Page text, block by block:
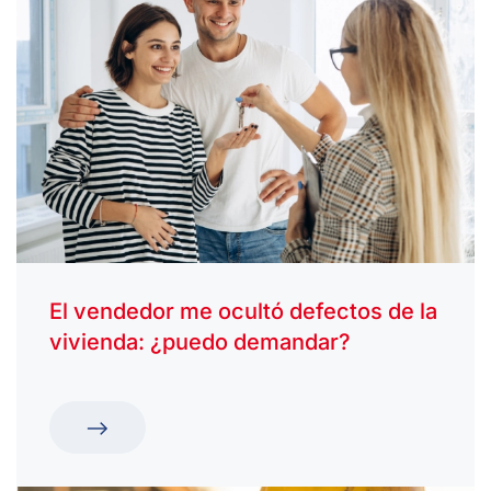
El vendedor me ocultó defectos de la
vivienda: ¿puedo demandar?